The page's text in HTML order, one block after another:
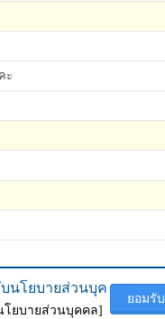
นโยบายส่วนบุค
โยบายส่วนบุคคล]
ยอมรับ
ะ
... 34
นโยบายส่วนบุค
โยบายส่วนบุคคล]
ยอมรับ